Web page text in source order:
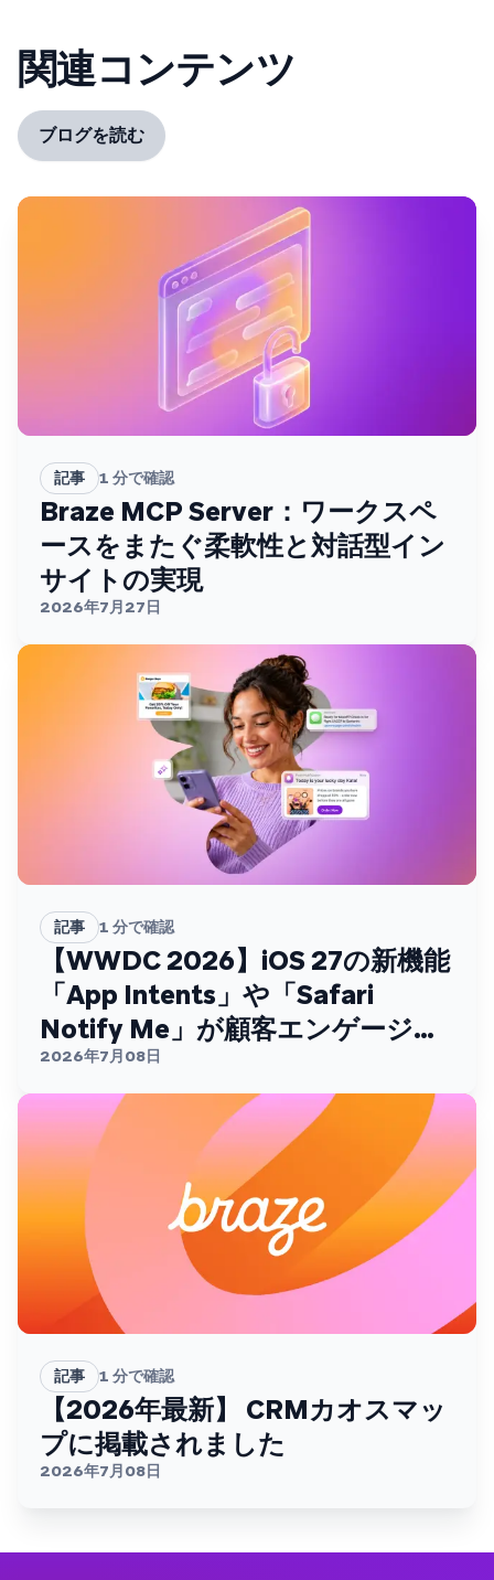
関連コンテンツ
ブログを読む
記事 1 分で確認
Braze MCP Server：ワークスペ
ースをまたぐ柔軟性と対話型イン
サイトの実現
2026年7月27日
記事 1 分で確認
【WWDC 2026】iOS 27の新機能
「App Intents」や「Safari
Notify Me」が顧客エンゲージメ
ントを変える
2026年7月08日
記事 1 分で確認
【2026年最新】 CRMカオスマッ
プに掲載されました
2026年7月08日